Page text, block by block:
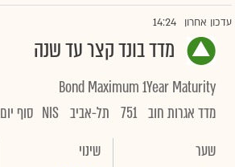
עדכון אחרון 14:24
מדד בונד קצר עד שנה
Bond Maximum 1Year Maturity
מדד אגרות חוב 751 תל-אביב NIS סוף יום
שער
שינוי